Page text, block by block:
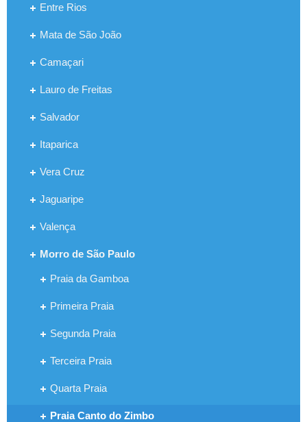
Entre Rios
Mata de São João
Camaçari
Lauro de Freitas
Salvador
Itaparica
Vera Cruz
Jaguaripe
Valença
Morro de São Paulo
Praia da Gamboa
Primeira Praia
Segunda Praia
Terceira Praia
Quarta Praia
Praia Canto do Zimbo